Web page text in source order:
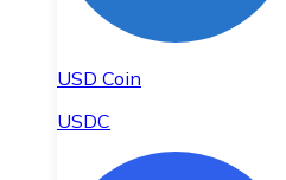
USD Coin
USDC